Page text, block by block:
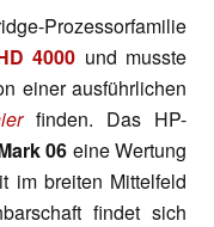
Prozessorfamilie
4000 und musste
einer ausführlichen
finden. Das HP-
06 eine Wertung
im breiten Mittelfeld
findet sich